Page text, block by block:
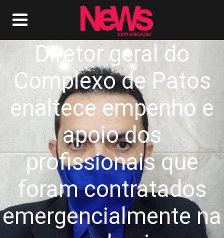
Diretor geral do
Complexo de Patos
enaltece empenho e
apoio dos
profissionais que
foram contratados
emergencialmente na